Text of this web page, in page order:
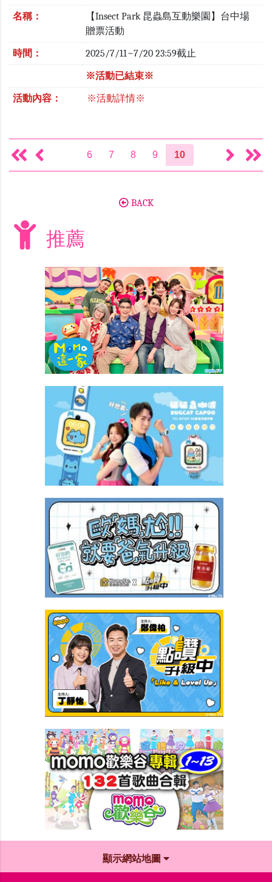
名稱：
【Insect Park 昆蟲島互動樂園】台中場
贈票活動
時間： 2025/7/11~7/20 23:59截止
※活動已結束※
活動內容： ※活動詳情※
6 7 8 9 10
BACK
推薦
顯示網站地圖